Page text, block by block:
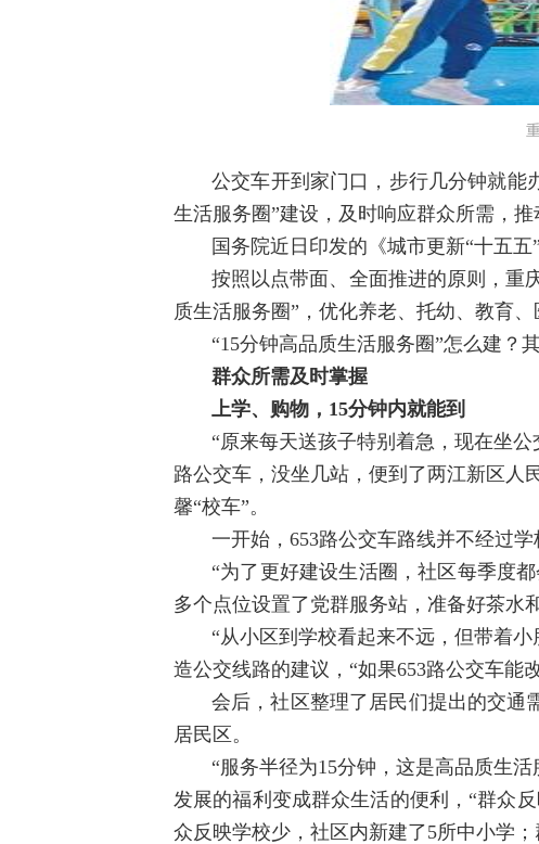
公交车开到家门口，步行几分钟就
生活服务圈”建设，及时响应群众所需，
国务院近日印发的《城市更新“十五
按照以点带面、全面推进的原则，重
质生活服务圈”，优化养老、托幼、教育、
“15分钟高品质生活服务圈”怎么建？
群众所需及时掌握
上学、购物，15分钟内就能到
“原来每天送孩子特别着急，现在坐
路公交车，没坐几站，便到了两江新区人
馨“校车”。
一开始，653路公交车路线并不经过
“为了更好建设生活圈，社区每季度
多个点位设置了党群服务站，准备好茶水
“从小区到学校看起来不远，但带着
造公交线路的建议，“如果653路公交车能
会后，社区整理了居民们提出的交通
居民区。
“服务半径为15分钟，这是高品质生
发展的福利变成群众生活的便利，“群众
众反映学校少，社区内新建了5所中小学